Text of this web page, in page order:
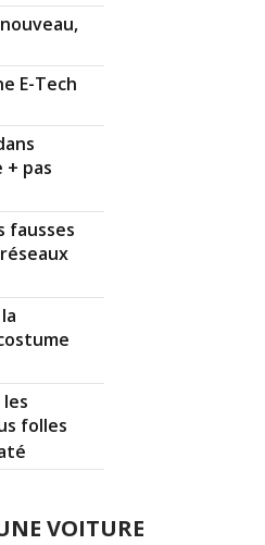
E-Tech
+ pas
fausses
folles
VOITURE